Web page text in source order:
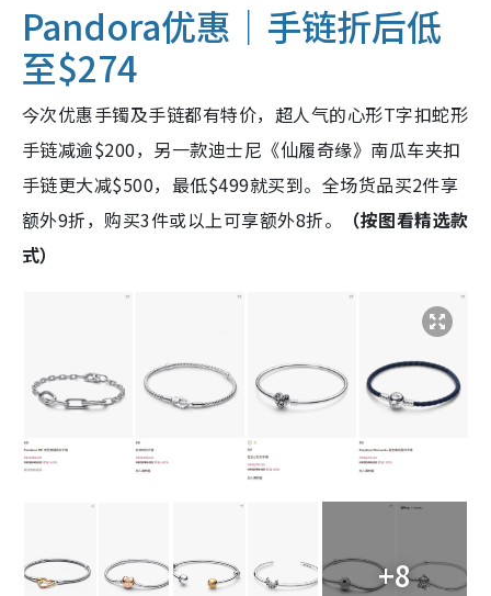
Pandora优惠｜手链折后低
至$274
今次优惠手镯及手链都有特价，超人气的心形T字扣蛇形
手链减逾$200，另一款迪士尼《仙履奇缘》南瓜车夹扣
手链更大减$500，最低$499就买到。全场货品买2件享
额外9折，购买3件或以上可享额外8折。
（按图看精选款
式）
+8